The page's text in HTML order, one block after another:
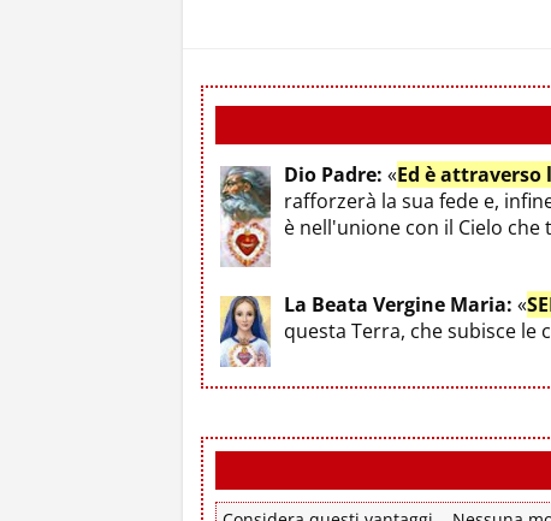
Dio Padre: «Ed è attraverso
rafforzerà la sua fede e,
è nell'unione con il Cielo che
La Beata Vergine Maria: «
questa Terra, che subisce le